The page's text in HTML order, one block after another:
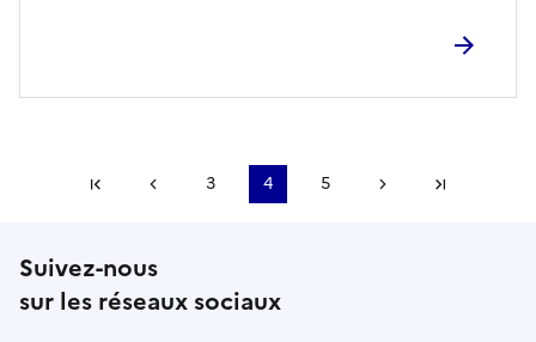
Première pagePage précédente
3 4 5 Page suivante
Suivez-nous
sur les réseaux sociaux